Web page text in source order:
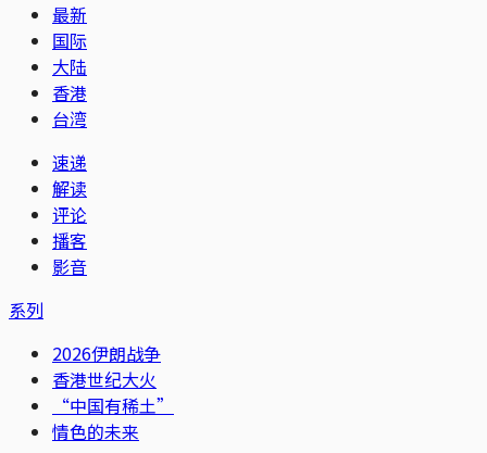
最新
国际
大陆
香港
台湾
速递
解读
评论
播客
影音
系列
2026伊朗战争
香港世纪大火
“中国有稀土”
情色的未来